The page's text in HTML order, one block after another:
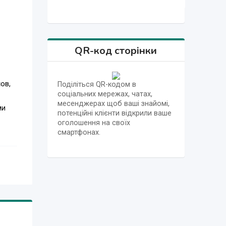
QR-код сторінки
Поділіться QR-кодом в
соціальних мережах, чатах,
месенджерах щоб ваші знайомі,
потенційні клієнти відкрили ваше
оголошення на своїх
смартфонах.